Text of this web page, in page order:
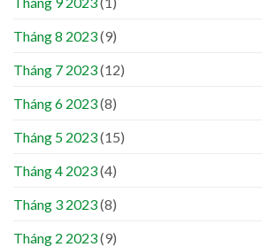
Tháng 8 2023(9)
Tháng 7 2023(12)
Tháng 6 2023(8)
Tháng 5 2023(15)
Tháng 4 2023(4)
Tháng 3 2023(8)
Tháng 2 2023(9)